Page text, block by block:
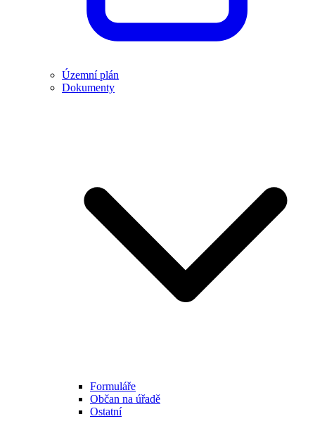
Územní plán
Dokumenty
Formuláře
Občan na úřadě
Ostatní